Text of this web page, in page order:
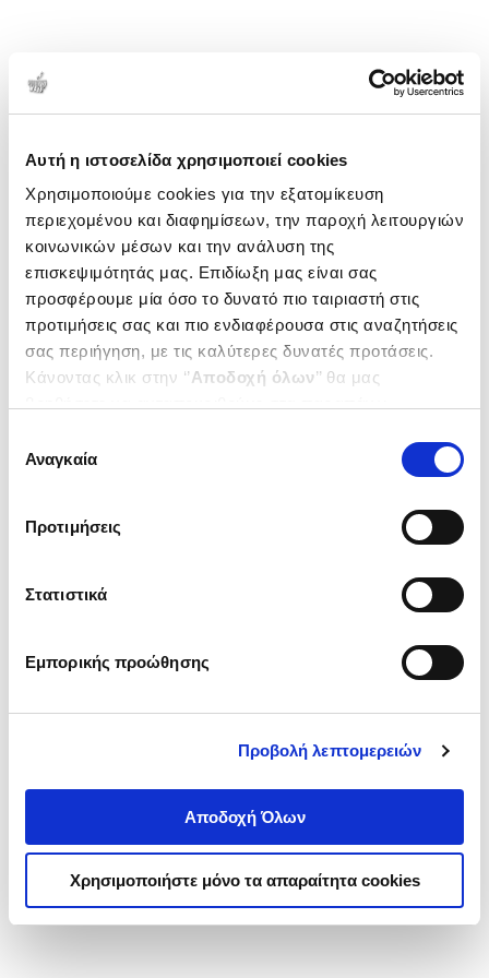
Αυτή η ιστοσελίδα χρησιμοποιεί cookies
Χρησιμοποιούμε cookies για την εξατομίκευση
περιεχομένου και διαφημίσεων, την παροχή λειτουργιών
κοινωνικών μέσων και την ανάλυση της
επισκεψιμότητάς μας. Επιδίωξη μας είναι σας
προσφέρουμε μία όσο το δυνατό πιο ταιριαστή στις
προτιμήσεις σας και πιο ενδιαφέρουσα στις αναζητήσεις
σας περιήγηση, με τις καλύτερες δυνατές προτάσεις.
Κάνοντας κλικ στην ‘’Αποδοχή όλων’’ θα μας
ενδιαφέρουν και να επιλέξετε από τα παρακάτω με την
΄΄και να ενημερωθείτε σχετικά με
συγκατάθεσης
Αναγκαία
Προτιμήσεις
Στατιστικά
Εμπορικής προώθησης
Προβολή λεπτομερειών
Αποδοχή Όλων
Χρησιμοποιήστε μόνο τα απαραίτητα cookies